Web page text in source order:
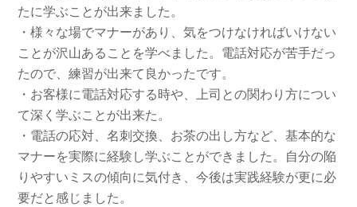
たに学ぶことが出来ました。
・様々な場でマナーがあり、気をつけなければいけない
ことが沢山あることを学べました。電話対応が苦手だっ
たので、練習が出来て良かったです。
・お客様に電話対応する時や、上司との関わり方につい
て深く学ぶことが出来た。
・電話の応対、名刺交換、お茶の出し方など、基本的な
マナーを実際に経験し学ぶことができました。自分の陥
りやすいミスの傾向に気付き、今後は実践経験が更に必
要だと感じました。